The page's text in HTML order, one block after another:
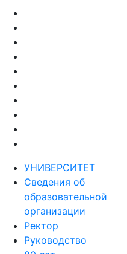
УНИВЕРСИТЕТ
Сведения об
образовательной
организации
Ректор
Руководство